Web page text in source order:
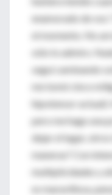
enamorado de
el momento. No
sólo lo admiro.
seguí caminando
me tomé cinco
hipotensor actual).
pero me hago una
dejar el lugar,
maneras? Con
multiplicidades y
es maravillosa,